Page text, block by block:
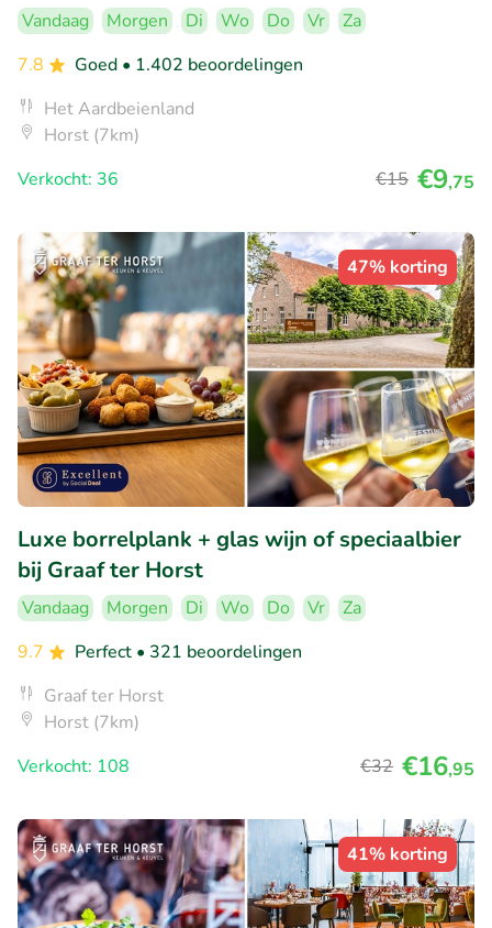
Vandaag Morgen Di Wo Do Vr
Za
7.8
Goed • 1.402 beoordelingen
Het Aardbeienland
Horst (7km)
Verkocht: 36
€15 €9,75
47% korting
Luxe borrelplank + glas wijn of speciaalbier
bij Graaf ter Horst
Vandaag Morgen Di Wo Do Vr
Za
9.7
Perfect • 321 beoordelingen
Graaf ter Horst
Horst (7km)
Verkocht: 108
€32 €16,95
41% korting